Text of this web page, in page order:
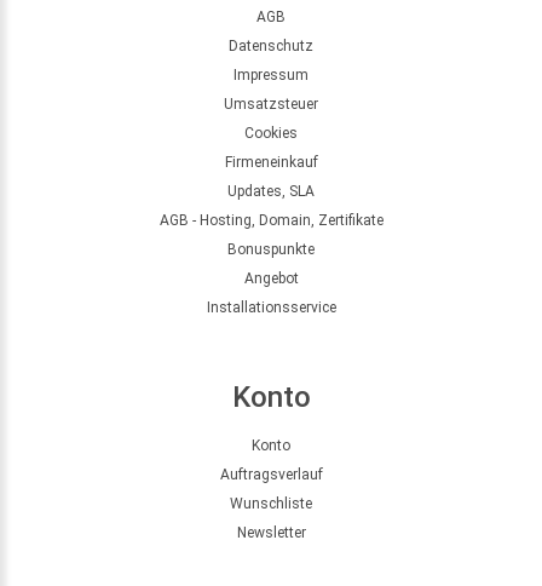
AGB
Datenschutz
Impressum
Umsatzsteuer
Cookies
Firmeneinkauf
Updates, SLA
AGB - Hosting, Domain, Zertifikate
Bonuspunkte
Angebot
Installationsservice
Konto
Konto
Auftragsverlauf
Wunschliste
Newsletter